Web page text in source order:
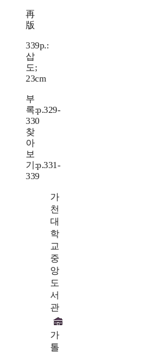
再
版
339p.:
삽
도;
23cm
부
록:p.329-
330
찾
아
보
기:p.331-
339
가
천
대
학
교
중
앙
도
서
관
가
톨